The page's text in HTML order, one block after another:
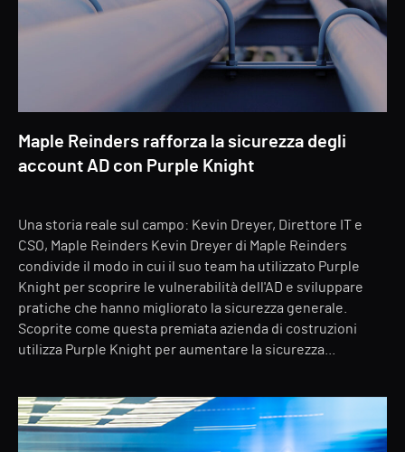
Maple Reinders rafforza la sicurezza degli
account AD con Purple Knight
Una storia reale sul campo: Kevin Dreyer, Direttore IT e
CSO, Maple Reinders Kevin Dreyer di Maple Reinders
condivide il modo in cui il suo team ha utilizzato Purple
Knight per scoprire le vulnerabilità dell'AD e sviluppare
pratiche che hanno migliorato la sicurezza generale.
Scoprite come questa premiata azienda di costruzioni
utilizza Purple Knight per aumentare la sicurezza...